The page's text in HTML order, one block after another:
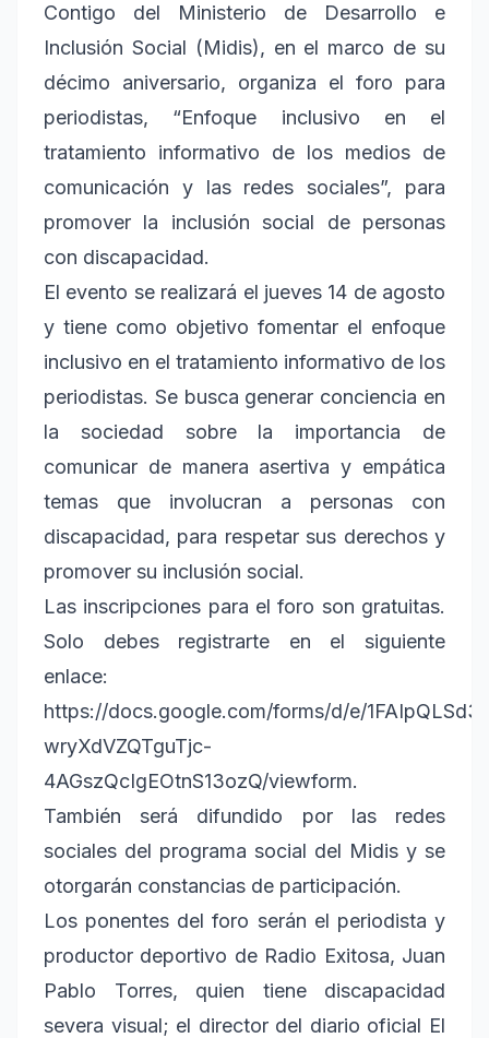
Contigo del Ministerio de Desarrollo e
Inclusión Social (Midis), en el marco de su
décimo aniversario, organiza el foro para
periodistas, “Enfoque inclusivo en el
tratamiento informativo de los medios de
comunicación y las redes sociales”, para
promover la inclusión social de personas
con discapacidad.
El evento se realizará el jueves 14 de agosto
y tiene como objetivo fomentar el enfoque
inclusivo en el tratamiento informativo de los
periodistas. Se busca generar conciencia en
la sociedad sobre la importancia de
comunicar de manera asertiva y empática
temas que involucran a personas con
discapacidad, para respetar sus derechos y
promover su inclusión social.
Las inscripciones para el foro son gratuitas.
Solo debes registrarte en el siguiente
enlace:
https://docs.google.com/forms/d/e/
wryXdVZQTguTjc-
4AGszQcIgEOtnS13ozQ/viewform.
También será difundido por las redes
sociales del programa social del Midis y se
otorgarán constancias de participación.
Los ponentes del foro serán el periodista y
productor deportivo de Radio Exitosa, Juan
Pablo Torres, quien tiene discapacidad
severa visual; el director del diario oficial El